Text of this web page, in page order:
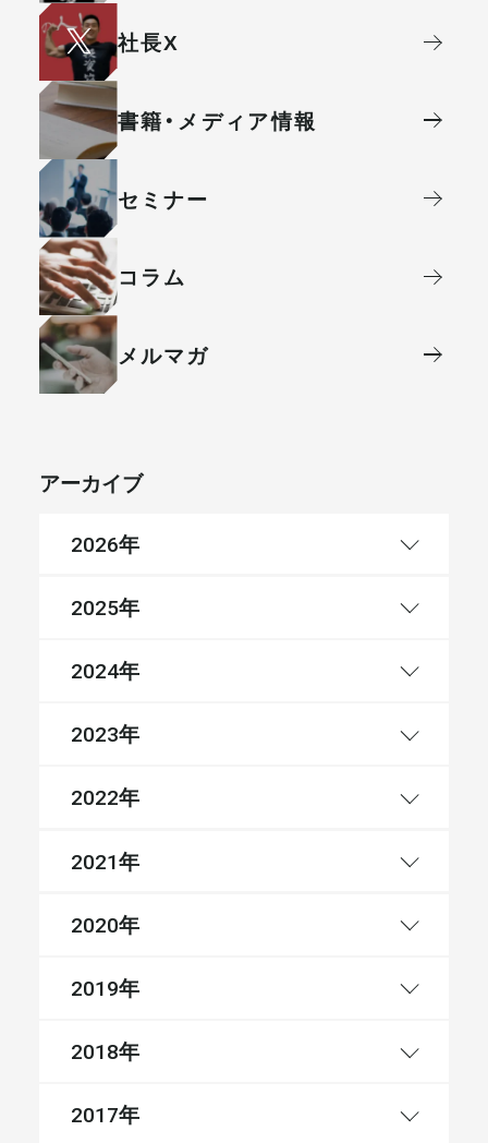
社⻑X
書籍・メディア情報
セミナー
コラム
メルマガ
アーカイブ
2026年
2025年
2024年
2023年
2022年
2021年
2020年
2019年
2018年
2017年